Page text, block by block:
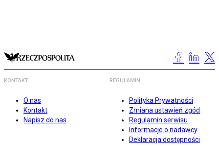
KONTAKT
O nas
Kontakt
Napisz do nas
REGULAMIN
Polityka Prywatności
Zmiana ustawień zgód
Regulamin serwisu
Informacje o nadawcy
Deklaracja dostępności